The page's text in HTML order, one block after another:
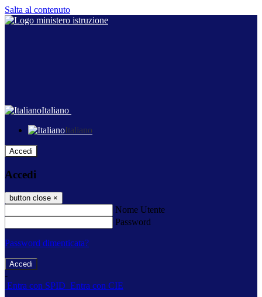
Salta al contenuto
Italiano
Italiano
Accedi
Accedi
button close ×
Nome Utente
Password
Password dimenticata?
-
Entra con SPID Entra con CIE